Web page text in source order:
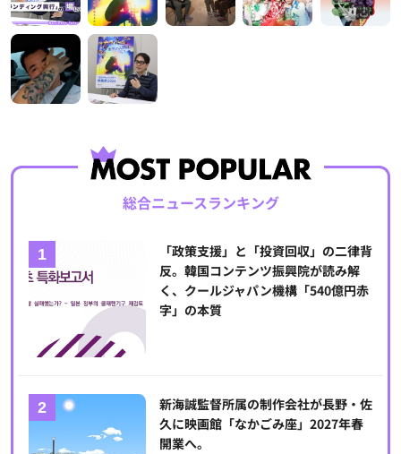
総合ニュースランキング
「政策支援」と「投資回収」の二律背
反。韓国コンテンツ振興院が読み解
く、クールジャパン機構「540億円赤
字」の本質
新海誠監督所属の制作会社が長野・佐
久に映画館「なかごみ座」2027年春
開業へ。